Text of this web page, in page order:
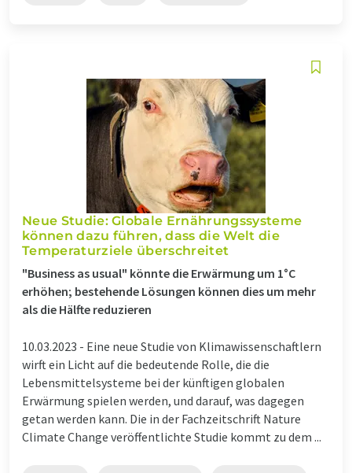
Neue Studie: Globale Ernährungssysteme
können dazu führen, dass die Welt die
Temperaturziele überschreitet
"Business as usual" könnte die Erwärmung um 1°C
erhöhen; bestehende Lösungen können dies um mehr
als die Hälfte reduzieren
10.03.2023 - Eine neue Studie von Klimawissenschaftlern
wirft ein Licht auf die bedeutende Rolle, die die
Lebensmittelsysteme bei der künftigen globalen
Erwärmung spielen werden, und darauf, was dagegen
getan werden kann. Die in der Fachzeitschrift Nature
Climate Change veröffentlichte Studie kommt zu dem ...